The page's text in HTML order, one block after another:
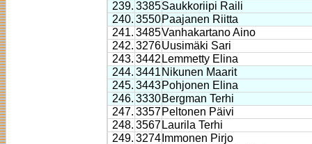
239. 3385Saukkoriipi Raili
240. 3550Paajanen Riitta
241. 3485Vanhakartano Aino
242. 3276Uusimäki Sari
243. 3442 Lemmetty Elina
244. 3441 Nikunen Maarit
245. 3443Pohjonen Elina
246. 3330Bergman Terhi
247. 3357Peltonen Päivi
248. 3567 Laurila Terhi
249. 3274 Immonen Pirjo